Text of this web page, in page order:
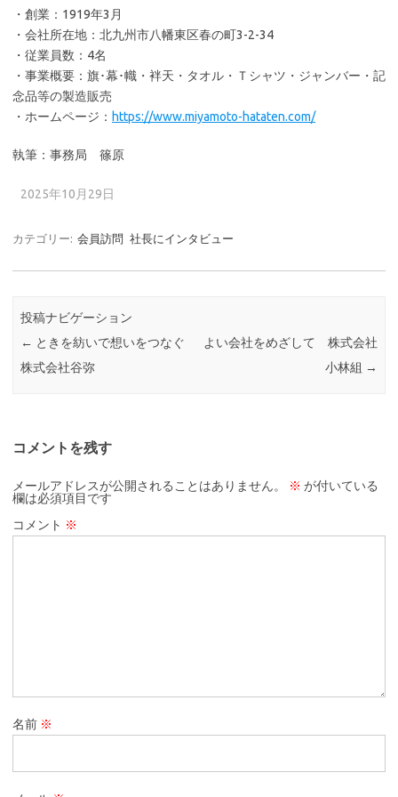
・創業：1919年3月
・会社所在地：北九州市八幡東区春の町3-2-34
・従業員数：4名
・事業概要：旗･幕･幟・袢天・タオル・Ｔシャツ・ジャンバー・記
念品等の製造販売
・ホームページ： https://www.miyamoto-hataten.com/
執筆：事務局 篠原
2025年10月29日
カテゴリー: 会員訪問 社長にインタビュー
投稿ナビゲーション
← ときを紡いで想いをつなぐ
株式会社谷弥
よい会社をめざして 株式会社
小林組 →
コメントを残す
メールアドレスが公開されることはありません。 ※ が付いている
欄は必須項目です
コメント ※
名前 ※